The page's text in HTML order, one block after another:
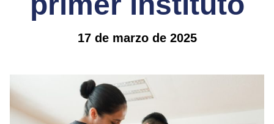
17 de marzo de 2025